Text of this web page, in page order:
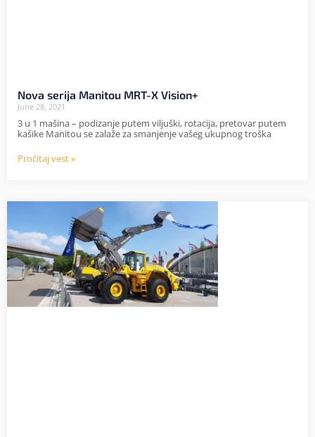
Nova serija Manitou MRT-X Vision+
June 28, 2021
3 u 1 mašina – podizanje putem viljuški, rotacija, pretovar putem
kašike Manitou se zalaže za smanjenje vašeg ukupnog troška
Pročitaj vest »